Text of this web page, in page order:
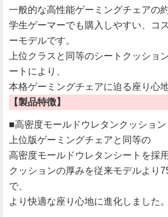
一般的な高性能ゲーミングチェアの
学生ゲーマーでも購入しやすい、コ
ーモデルです。
上位クラスと同等のシートクッショ
ートにより、
本格ゲーミングチェアに迫る座り心
【製品特徴】
■高密度モールドウレタンクッション
上位版ゲーミングチェアと同等の
高密度モールドウレタンシートを採
クッションの厚みを従来モデルより
で、
より快適な座り心地に進化しました。